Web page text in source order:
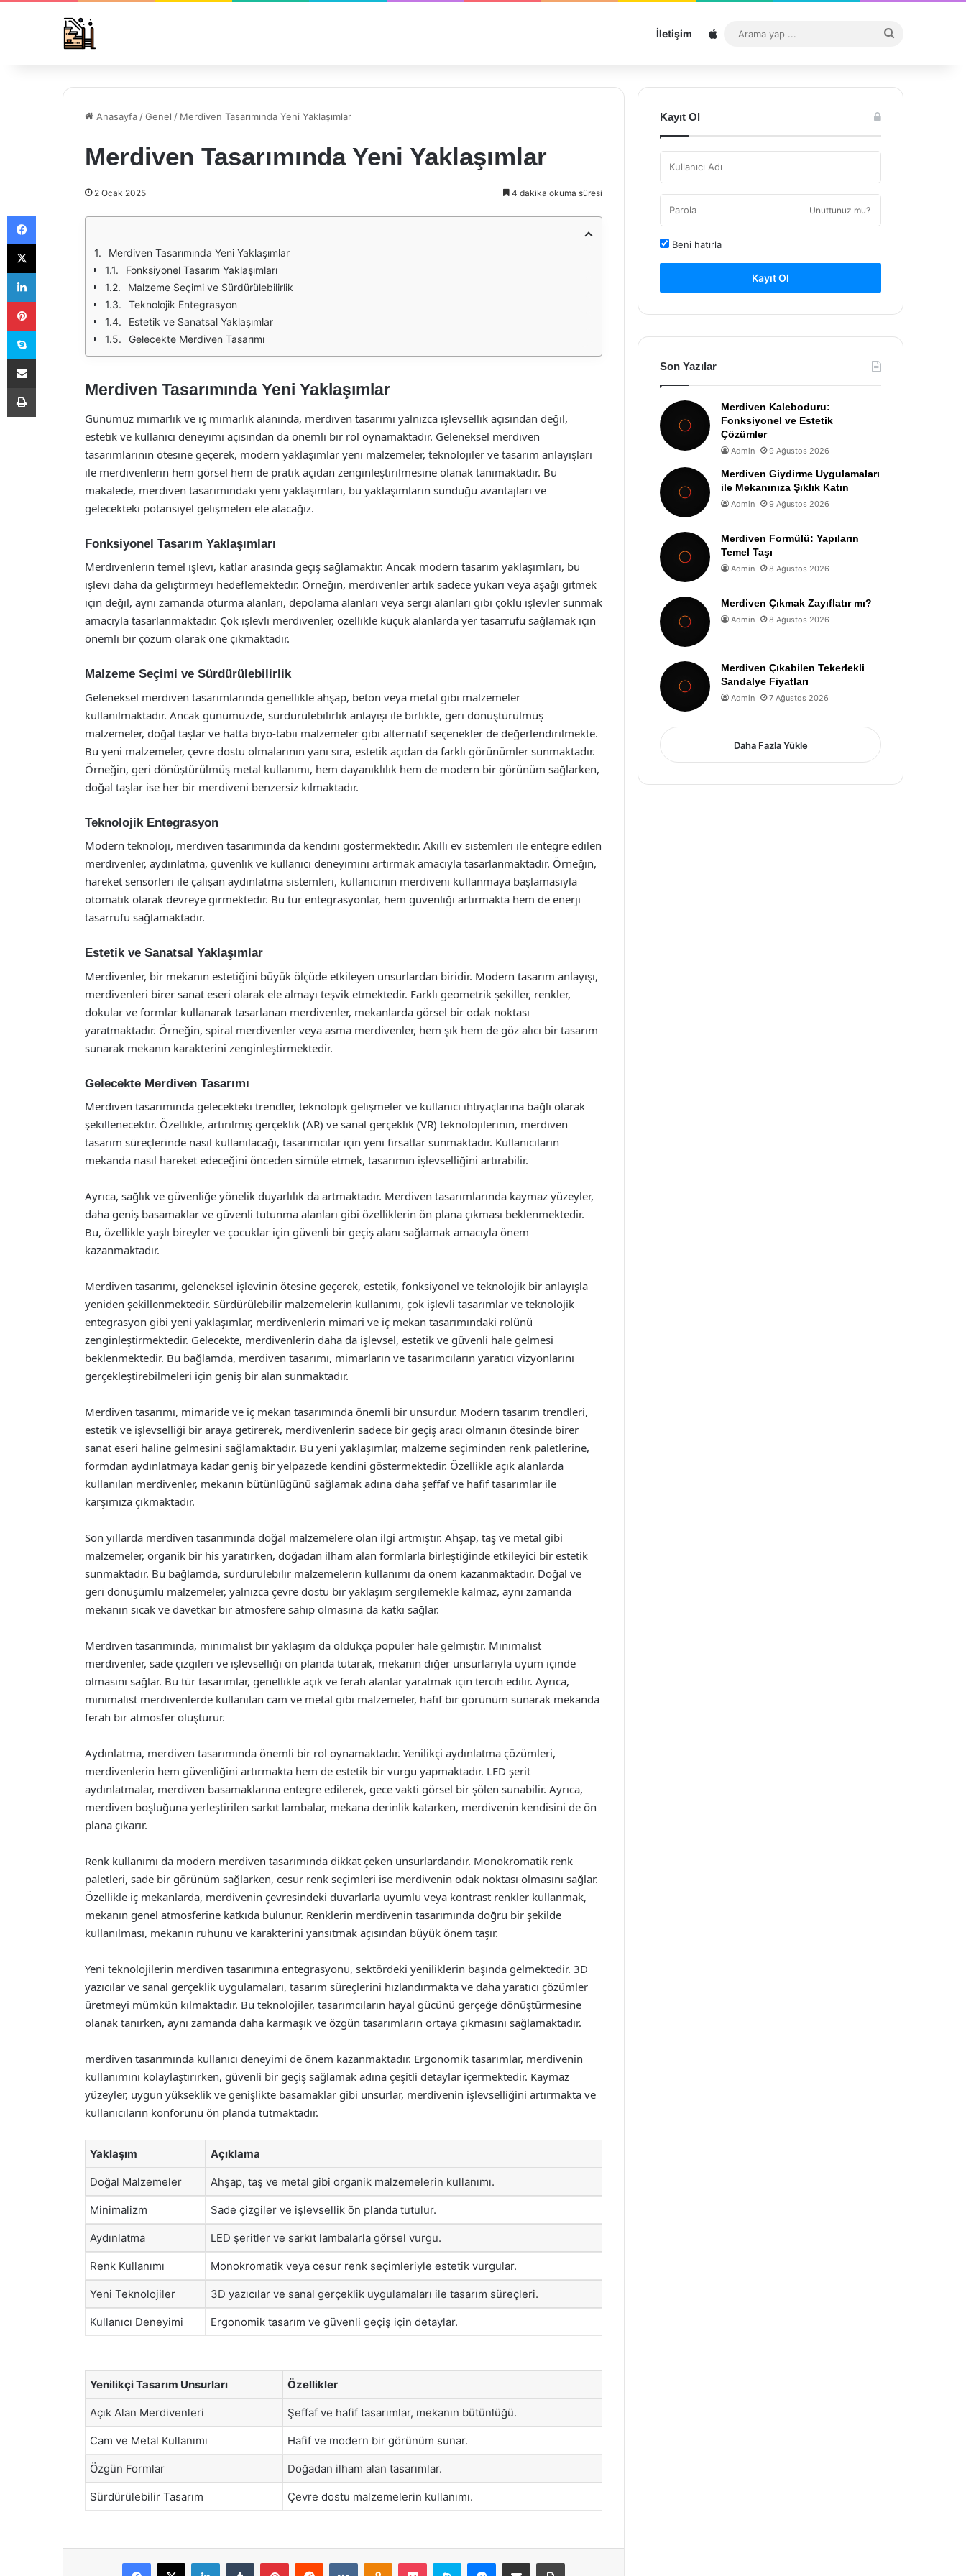
İletişim Sitemap
...
Anasayfa /Genel / Merdiven Tasarımında Yeni Yaklaşımlar
Merdiven Tasarımında Yeni Yaklaşımlar
2 Ocak 2025 4 dakika okuma süresi
Merdiven Tasarımında Yeni Yaklaşımlar
Fonksiyonel Tasarım Yaklaşımları
Malzeme Seçimi ve Sürdürülebilirlik
Teknolojik Entegrasyon
Estetik ve Sanatsal Yaklaşımlar
Gelecekte Merdiven Tasarımı
Merdiven Tasarımında Yeni Yaklaşımlar
Günümüz mimarlık ve iç mimarlık alanında, merdiven tasarımı yalnızca işlevsellik açısından değil,
estetik ve kullanıcı deneyimi açısından da önemli bir rol oynamaktadır. Geleneksel merdiven
tasarımlarının ötesine geçerek, modern yaklaşımlar yeni malzemeler, teknolojiler ve tasarım anlayışları
ile merdivenlerin hem görsel hem de pratik açıdan zenginleştirilmesine olanak tanımaktadır. Bu
makalede, merdiven tasarımındaki yeni yaklaşımları, bu yaklaşımların sunduğu avantajları ve
gelecekteki potansiyel gelişmeleri ele alacağız.
Fonksiyonel Tasarım Yaklaşımları
Merdivenlerin temel işlevi, katlar arasında geçiş sağlamaktır. Ancak modern tasarım yaklaşımları, bu
işlevi daha da geliştirmeyi hedeflemektedir. Örneğin, merdivenler artık sadece yukarı veya aşağı gitmek
için değil, aynı zamanda oturma alanları, depolama alanları veya sergi alanları gibi çoklu işlevler sunmak
amacıyla tasarlanmaktadır. Çok işlevli merdivenler, özellikle küçük alanlarda yer tasarrufu sağlamak için
önemli bir çözüm olarak öne çıkmaktadır.
Malzeme Seçimi ve Sürdürülebilirlik
Geleneksel merdiven tasarımlarında genellikle ahşap, beton veya metal gibi malzemeler
kullanılmaktadır. Ancak günümüzde, sürdürülebilirlik anlayışı ile birlikte, geri dönüştürülmüş
malzemeler, doğal taşlar ve hatta biyo-tabii malzemeler gibi alternatif seçenekler de değerlendirilmekte.
Bu yeni malzemeler, çevre dostu olmalarının yanı sıra, estetik açıdan da farklı görünümler sunmaktadır.
Örneğin, geri dönüştürülmüş metal kullanımı, hem dayanıklılık hem de modern bir görünüm sağlarken,
doğal taşlar ise her bir merdiveni benzersiz kılmaktadır.
Teknolojik Entegrasyon
Modern teknoloji, merdiven tasarımında da kendini göstermektedir. Akıllı ev sistemleri ile entegre edilen
merdivenler, aydınlatma, güvenlik ve kullanıcı deneyimini artırmak amacıyla tasarlanmaktadır. Örneğin,
hareket sensörleri ile çalışan aydınlatma sistemleri, kullanıcının merdiveni kullanmaya başlamasıyla
otomatik olarak devreye girmektedir. Bu tür entegrasyonlar, hem güvenliği artırmakta hem de enerji
tasarrufu sağlamaktadır.
Estetik ve Sanatsal Yaklaşımlar
Merdivenler, bir mekanın estetiğini büyük ölçüde etkileyen unsurlardan biridir. Modern tasarım anlayışı,
merdivenleri birer sanat eseri olarak ele almayı teşvik etmektedir. Farklı geometrik şekiller, renkler,
dokular ve formlar kullanarak tasarlanan merdivenler, mekanlarda görsel bir odak noktası
yaratmaktadır. Örneğin, spiral merdivenler veya asma merdivenler, hem şık hem de göz alıcı bir tasarım
sunarak mekanın karakterini zenginleştirmektedir.
Gelecekte Merdiven Tasarımı
Merdiven tasarımında gelecekteki trendler, teknolojik gelişmeler ve kullanıcı ihtiyaçlarına bağlı olarak
şekillenecektir. Özellikle, artırılmış gerçeklik (AR) ve sanal gerçeklik (VR) teknolojilerinin, merdiven
tasarım süreçlerinde nasıl kullanılacağı, tasarımcılar için yeni fırsatlar sunmaktadır. Kullanıcıların
mekanda nasıl hareket edeceğini önceden simüle etmek, tasarımın işlevselliğini artırabilir.
Ayrıca, sağlık ve güvenliğe yönelik duyarlılık da artmaktadır. Merdiven tasarımlarında kaymaz yüzeyler,
daha geniş basamaklar ve güvenli tutunma alanları gibi özelliklerin ön plana çıkması beklenmektedir.
Bu, özellikle yaşlı bireyler ve çocuklar için güvenli bir geçiş alanı sağlamak amacıyla önem
kazanmaktadır.
Merdiven tasarımı, geleneksel işlevinin ötesine geçerek, estetik, fonksiyonel ve teknolojik bir anlayışla
yeniden şekillenmektedir. Sürdürülebilir malzemelerin kullanımı, çok işlevli tasarımlar ve teknolojik
entegrasyon gibi yeni yaklaşımlar, merdivenlerin mimari ve iç mekan tasarımındaki rolünü
zenginleştirmektedir. Gelecekte, merdivenlerin daha da işlevsel, estetik ve güvenli hale gelmesi
beklenmektedir. Bu bağlamda, merdiven tasarımı, mimarların ve tasarımcıların yaratıcı vizyonlarını
gerçekleştirebilmeleri için geniş bir alan sunmaktadır.
Merdiven tasarımı, mimaride ve iç mekan tasarımında önemli bir unsurdur. Modern tasarım trendleri,
estetik ve işlevselliği bir araya getirerek, merdivenlerin sadece bir geçiş aracı olmanın ötesinde birer
sanat eseri haline gelmesini sağlamaktadır. Bu yeni yaklaşımlar, malzeme seçiminden renk paletlerine,
formdan aydınlatmaya kadar geniş bir yelpazede kendini göstermektedir. Özellikle açık alanlarda
kullanılan merdivenler, mekanın bütünlüğünü sağlamak adına daha şeffaf ve hafif tasarımlar ile
karşımıza çıkmaktadır.
Son yıllarda merdiven tasarımında doğal malzemelere olan ilgi artmıştır. Ahşap, taş ve metal gibi
malzemeler, organik bir his yaratırken, doğadan ilham alan formlarla birleştiğinde etkileyici bir estetik
sunmaktadır. Bu bağlamda, sürdürülebilir malzemelerin kullanımı da önem kazanmaktadır. Doğal ve
geri dönüşümlü malzemeler, yalnızca çevre dostu bir yaklaşım sergilemekle kalmaz, aynı zamanda
mekanın sıcak ve davetkar bir atmosfere sahip olmasına da katkı sağlar.
Merdiven tasarımında, minimalist bir yaklaşım da oldukça popüler hale gelmiştir. Minimalist
merdivenler, sade çizgileri ve işlevselliği ön planda tutarak, mekanın diğer unsurlarıyla uyum içinde
olmasını sağlar. Bu tür tasarımlar, genellikle açık ve ferah alanlar yaratmak için tercih edilir. Ayrıca,
minimalist merdivenlerde kullanılan cam ve metal gibi malzemeler, hafif bir görünüm sunarak mekanda
ferah bir atmosfer oluşturur.
Aydınlatma, merdiven tasarımında önemli bir rol oynamaktadır. Yenilikçi aydınlatma çözümleri,
merdivenlerin hem güvenliğini artırmakta hem de estetik bir vurgu yapmaktadır. LED şerit
aydınlatmalar, merdiven basamaklarına entegre edilerek, gece vakti görsel bir şölen sunabilir. Ayrıca,
merdiven boşluğuna yerleştirilen sarkıt lambalar, mekana derinlik katarken, merdivenin kendisini de ön
plana çıkarır.
Renk kullanımı da modern merdiven tasarımında dikkat çeken unsurlardandır. Monokromatik renk
paletleri, sade bir görünüm sağlarken, cesur renk seçimleri ise merdivenin odak noktası olmasını sağlar.
Özellikle iç mekanlarda, merdivenin çevresindeki duvarlarla uyumlu veya kontrast renkler kullanmak,
mekanın genel atmosferine katkıda bulunur. Renklerin merdivenin tasarımında doğru bir şekilde
kullanılması, mekanın ruhunu ve karakterini yansıtmak açısından büyük önem taşır.
Yeni teknolojilerin merdiven tasarımına entegrasyonu, sektördeki yeniliklerin başında gelmektedir. 3D
yazıcılar ve sanal gerçeklik uygulamaları, tasarım süreçlerini hızlandırmakta ve daha yaratıcı çözümler
üretmeyi mümkün kılmaktadır. Bu teknolojiler, tasarımcıların hayal gücünü gerçeğe dönüştürmesine
olanak tanırken, aynı zamanda daha karmaşık ve özgün tasarımların ortaya çıkmasını sağlamaktadır.
merdiven tasarımında kullanıcı deneyimi de önem kazanmaktadır. Ergonomik tasarımlar, merdivenin
kullanımını kolaylaştırırken, güvenli bir geçiş sağlamak adına çeşitli detaylar içermektedir. Kaymaz
yüzeyler, uygun yükseklik ve genişlikte basamaklar gibi unsurlar, merdivenin işlevselliğini artırmakta ve
kullanıcıların konforunu ön planda tutmaktadır.
Yaklaşım Açıklama
Doğal Malzemeler Ahşap, taş ve metal gibi organik malzemelerin kullanımı.
Minimalizm Sade çizgiler ve işlevsellik ön planda tutulur.
Aydınlatma LED şeritler ve sarkıt lambalarla görsel vurgu.
Renk Kullanımı Monokromatik veya cesur renk seçimleriyle estetik vurgular.
Yeni Teknolojiler 3D yazıcılar ve sanal gerçeklik uygulamaları ile tasarım süreçleri.
Kullanıcı Deneyimi Ergonomik tasarım ve güvenli geçiş için detaylar.
Yenilikçi Tasarım Unsurları Özellikler
Açık Alan Merdivenleri Şeffaf ve hafif tasarımlar, mekanın bütünlüğü.
Cam ve Metal Kullanımı Hafif ve modern bir görünüm sunar.
Özgün Formlar Doğadan ilham alan tasarımlar.
Sürdürülebilir Tasarım Çevre dostu malzemelerin kullanımı.
Facebook
X LinkedInTumblr PinterestReddit VKontakteOdnoklassniki
Pocket Skype Messenger
E-Posta ile paylaş Yazdır
Kayıt Ol
Unuttunuz mu?
Beni hatırla
Kayıt Ol
Son Yazılar
Merdiven Kaleboduru:
Fonksiyonel ve Estetik
Çözümler
Admin 9 Ağustos 2026
Merdiven Giydirme Uygulamaları
ile Mekanınıza Şıklık Katın
Admin 9 Ağustos 2026
Merdiven Formülü: Yapıların
Temel Taşı
Admin 8 Ağustos 2026
Merdiven Çıkmak Zayıflatır mı?
Admin 8 Ağustos 2026
Merdiven Çıkabilen Tekerlekli
Sandalye Fiyatları
Admin 7 Ağustos 2026
Daha Fazla Yükle
Facebook
X
LinkedIn
Pinterest
Skype
E-Posta ile paylaş